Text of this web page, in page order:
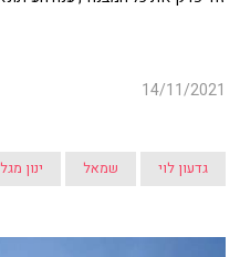
14/11/2021
גדעון לוי שמאל ינון מגל